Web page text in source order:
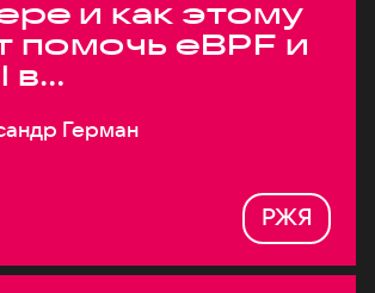
и как этому
помочь eBPF и
в
Герман
РЖЯ